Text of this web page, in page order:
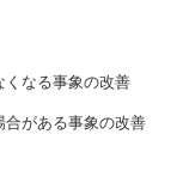
くなる事象の改善
合がある事象の改善